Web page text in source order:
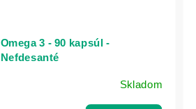
Omega 3 - 90 kapsúl -
Nefdesanté
Skladom